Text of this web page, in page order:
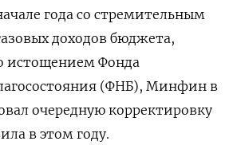
года ‌со стремительным
доходов бюджета,
истощением Фонда
(ФНБ), Минфин в
очередную корректировку
в этом году.